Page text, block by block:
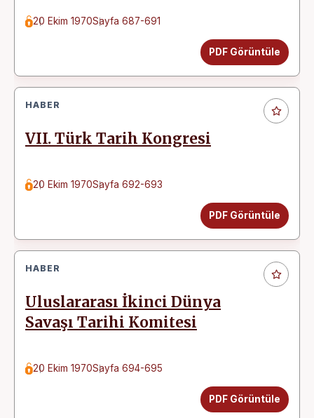
20 Ekim 1970Sayfa 687-691
PDF Görüntüle
HABER
VII. Türk Tarih Kongresi
20 Ekim 1970Sayfa 692-693
PDF Görüntüle
HABER
Uluslararası İkinci Dünya
Savaşı Tarihi Komitesi
20 Ekim 1970Sayfa 694-695
PDF Görüntüle